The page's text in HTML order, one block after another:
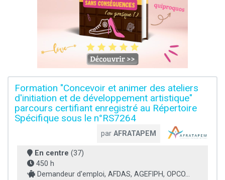
Formation "Concevoir et animer des ateliers
d'initiation et de développement artistique"
parcours certifiant enregistré au Répertoire
Spécifique sous le n°RS7264
par AFRATAPEM
En centre (37)
450 h
Demandeur d'emploi, AFDAS, AGEFIPH, OPCO...